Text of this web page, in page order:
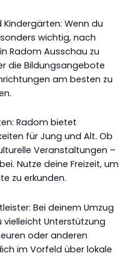
Kindergärten: Wenn du
wichtig, nach
Radom Ausschau zu
die Bildungsangebote
am besten zu
Radom bietet
für Jung und Alt. Ob
Veranstaltungen –
Nutze deine Freizeit, um
zu erkunden.
Bei deinem Umzug
Unterstützung
oder anderen
im Vorfeld über lokale